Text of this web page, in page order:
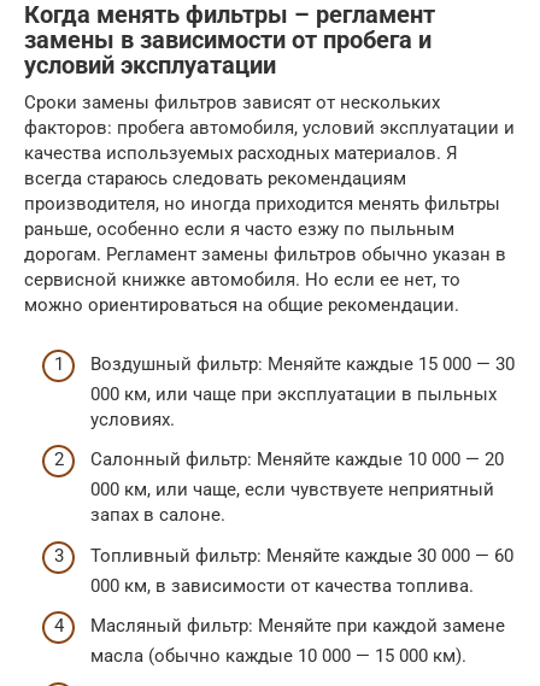
Когда менять фильтры – регламент
замены в зависимости от пробега и
условий эксплуатации
Сроки замены фильтров зависят от нескольких
факторов: пробега автомобиля, условий эксплуатации и
качества используемых расходных материалов. Я
всегда стараюсь следовать рекомендациям
производителя, но иногда приходится менять фильтры
раньше, особенно если я часто езжу по пыльным
дорогам. Регламент замены фильтров обычно указан в
сервисной книжке автомобиля. Но если ее нет, то
можно ориентироваться на общие рекомендации.
Воздушный фильтр: Меняйте каждые 15 000 — 30
000 км, или чаще при эксплуатации в пыльных
условиях.
Салонный фильтр: Меняйте каждые 10 000 — 20
000 км, или чаще, если чувствуете неприятный
запах в салоне.
Топливный фильтр: Меняйте каждые 30 000 — 60
000 км, в зависимости от качества топлива.
Масляный фильтр: Меняйте при каждой замене
масла (обычно каждые 10 000 — 15 000 км).